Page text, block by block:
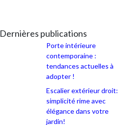
Dernières publications
Porte intérieure
contemporaine :
tendances actuelles à
adopter !
Escalier extérieur droit:
simplicité rime avec
élégance dans votre
jardin!